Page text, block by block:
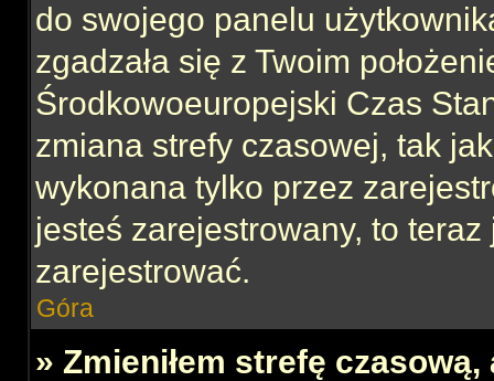
do swojego panelu
zgadzała się z Twoim
Środkowoeuropejski Czas
zmiana strefy czasowej, tak
wykonana tylko przez
jesteś zarejestrowany, to
zarejestrować.
Góra
» Zmieniłem strefę